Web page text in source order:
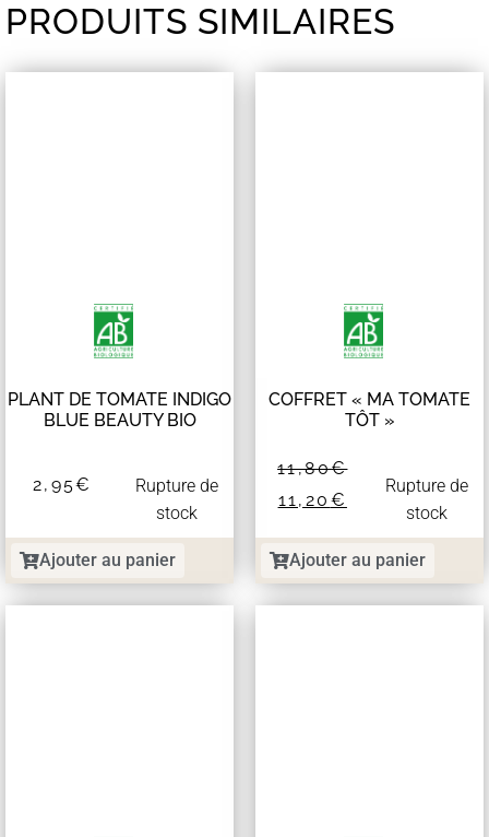
PRODUITS SIMILAIRES
PLANT DE TOMATE INDIGO
BLUE BEAUTY BIO
2,95€
Rupture de
stock
Ajouter au panier
COFFRET « MA TOMATE
TÔT »
11,80€
11,20 €
Rupture de
stock
Ajouter au panier